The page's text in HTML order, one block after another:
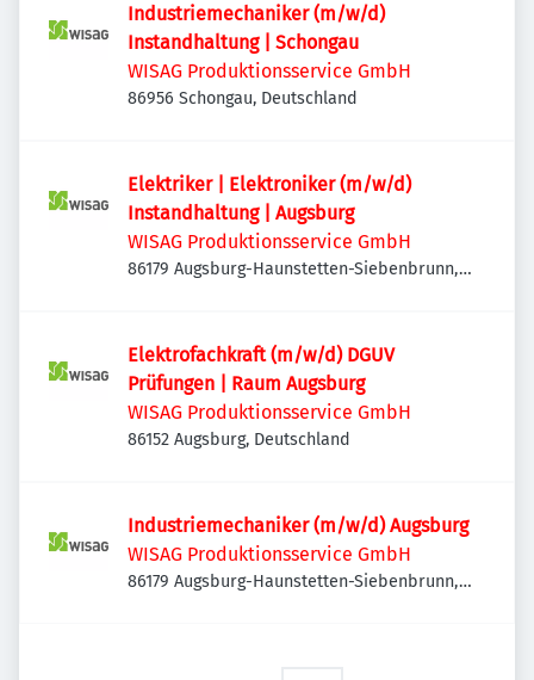
Industriemechaniker (m/w/d)
Instandhaltung | Schongau
WISAG Produktionsservice GmbH
86956 Schongau, Deutschland
Elektriker | Elektroniker (m/w/d)
Instandhaltung | Augsburg
WISAG Produktionsservice GmbH
86179 Augsburg-Haunstetten-Siebenbrunn,
Elektrofachkraft (m/w/d) DGUV
Prüfungen | Raum Augsburg
WISAG Produktionsservice GmbH
86152 Augsburg, Deutschland
Industriemechaniker (m/w/d) Augsburg
WISAG Produktionsservice GmbH
86179 Augsburg-Haunstetten-Siebenbrunn,